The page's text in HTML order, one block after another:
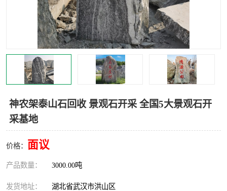
神农架泰山石回收 景观石开采 全国5大景观石开
采基地
价格： 面议
产品数量： 3000.00吨
发货地址： 湖北省武汉市洪山区